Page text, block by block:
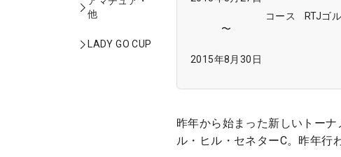
他
LADY GO CUP
〜
2015年8月30日
コース RTJゴ
昨年から始まった新しいトー
ル・ヒル・セネターC。昨年行